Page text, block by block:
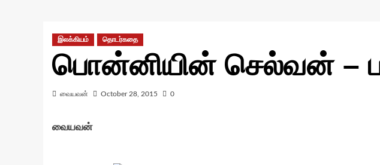
இலக்கியம் தொடர்கதை
பொன்னியின் செல்வன் –
வையவன் October 28, 2015 0
வையவன்